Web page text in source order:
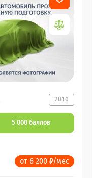
2010
5 000 баллов
от 6 200 ₽/мес